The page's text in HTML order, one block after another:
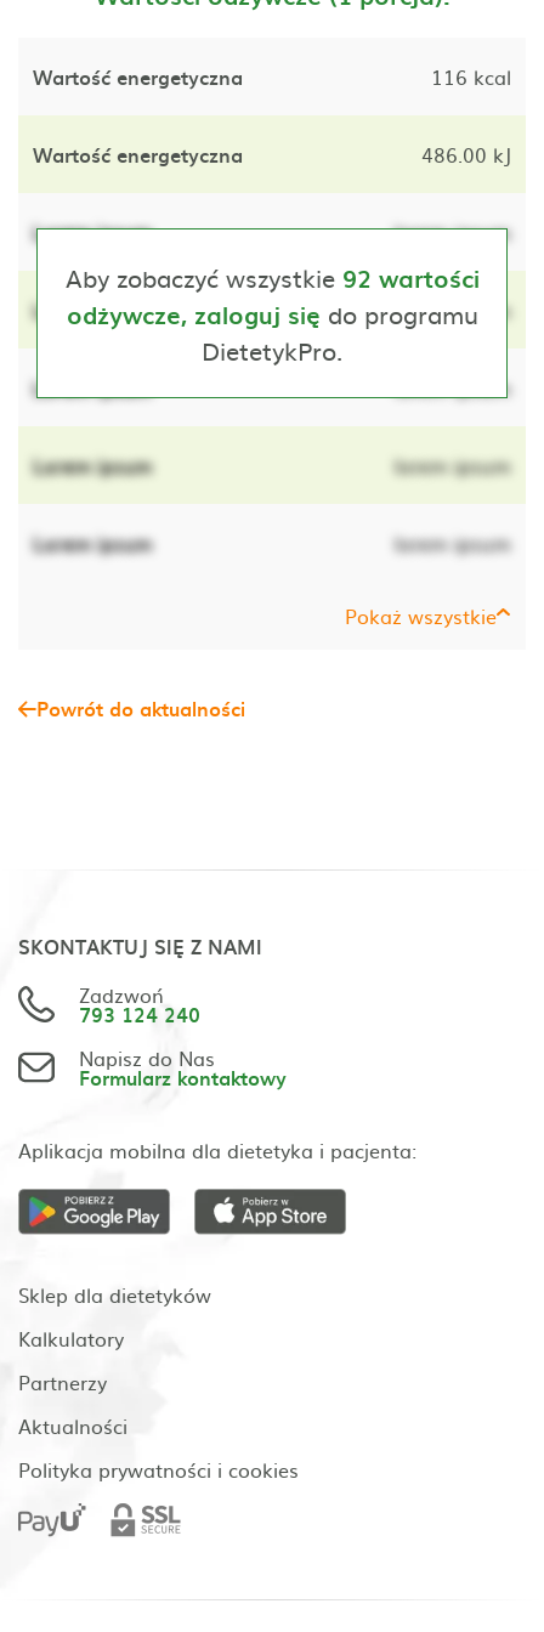
Wartość energetyczna 116 kcal
Wartość energetyczna 486.00 kJ
Lorem ipsum lorem ipsum
Lorem ipsum lorem ipsum
Lorem ipsum lorem ipsum
Lorem ipsum lorem ipsum
Lorem ipsum lorem ipsum
Pokaż wszystkie
Aby zobaczyć wszystkie 92 wartości
odżywcze, zaloguj się do programu
DietetykPro.
Powrót do aktualności
SKONTAKTUJ SIĘ Z NAMI
Zadzwoń
793 124 240
Napisz do Nas
Formularz kontaktowy
Aplikacja mobilna dla dietetyka i pacjenta:
Sklep dla dietetyków
Kalkulatory
Partnerzy
Aktualności
Polityka prywatności i cookies